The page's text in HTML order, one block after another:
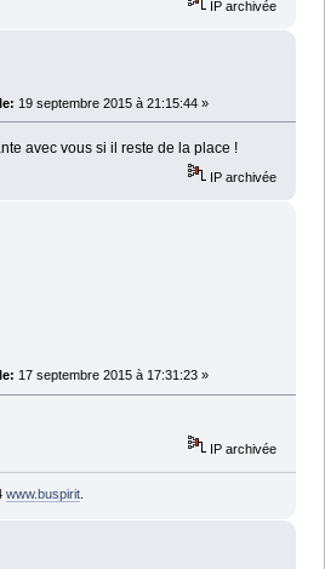
IP archivée
19 septembre 2015 à 21:15:44 »
avec vous si il reste de la place !
IP archivée
17 septembre 2015 à 17:31:23 »
IP archivée
www.buspirit.